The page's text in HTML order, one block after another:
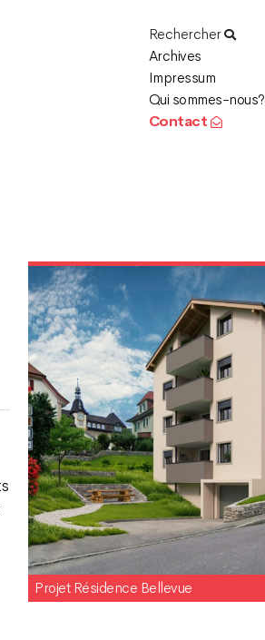
Rechercher
Archives
Impressum
Qui sommes-nous?
Contact
Projet Résidence Bellevue